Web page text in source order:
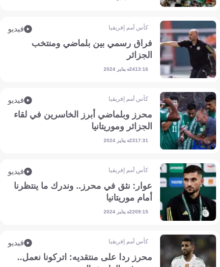
كأس أمم إفريقيا فيديو
فراق رسمي بين بلماضي ومنتخب
الجزائر
13:1624 يناير 2024
كأس أمم إفريقيا فيديو
محرز وبلماضي أبرز الخاسرين في لقاء
الجزائر وموريتانيا
17:3123 يناير 2024
كأس أمم إفريقيا فيديو
عوار: نثق في محرز.. وندرك ما ينتظرنا
أمام موريتانيا
09:1522 يناير 2024
كأس أمم إفريقيا فيديو
محرز ردا على منتقديه: اتركونا نعمل..